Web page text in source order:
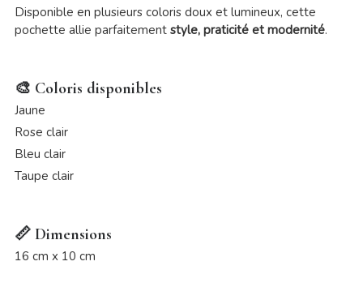
Disponible en plusieurs coloris doux et lumineux, cette
pochette allie parfaitement style, praticité et modernité.
🎨 Coloris disponibles
Jaune
Rose clair
Bleu clair
Taupe clair
📏 Dimensions
16 cm x 10 cm